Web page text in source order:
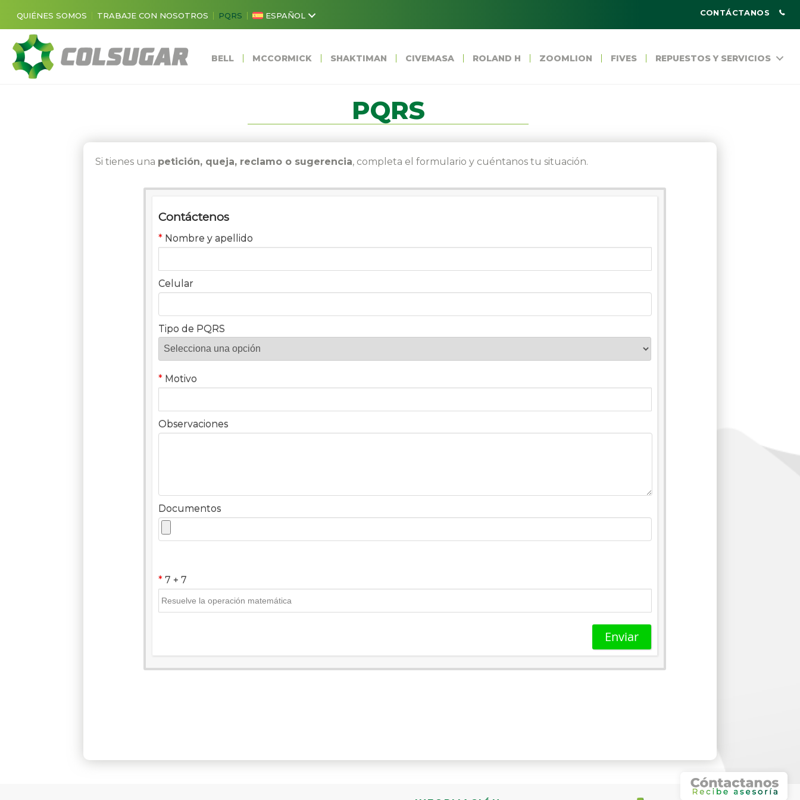
QUIÉNES SOMOS TRABAJE CON NOSOTROS PQRS ESPAÑOL CONTÁCTANOS
BELL MCCORMICK SHAKTIMAN CIVEMASA ROLAND H ZOOMLION FIVES REPUESTOS Y SERVICIOS
PQRS
Si tienes una petición, queja, reclamo o sugerencia, completa el formulario y cuéntanos tu situación.